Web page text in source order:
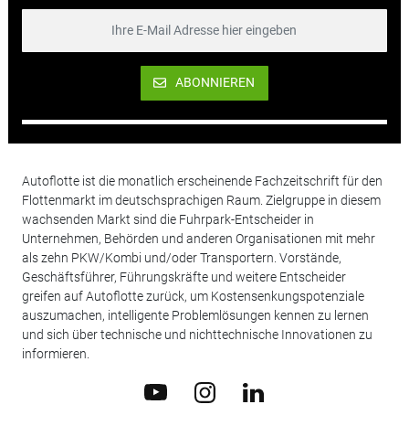
ABONNIEREN
Autoflotte ist die monatlich erscheinende Fachzeitschrift für den
Flottenmarkt im deutschsprachigen Raum. Zielgruppe in diesem
wachsenden Markt sind die Fuhrpark-Entscheider in
Unternehmen, Behörden und anderen Organisationen mit mehr
als zehn PKW/Kombi und/oder Transportern. Vorstände,
Geschäftsführer, Führungskräfte und weitere Entscheider
greifen auf Autoflotte zurück, um Kostensenkungspotenziale
auszumachen, intelligente Problemlösungen kennen zu lernen
und sich über technische und nichttechnische Innovationen zu
informieren.